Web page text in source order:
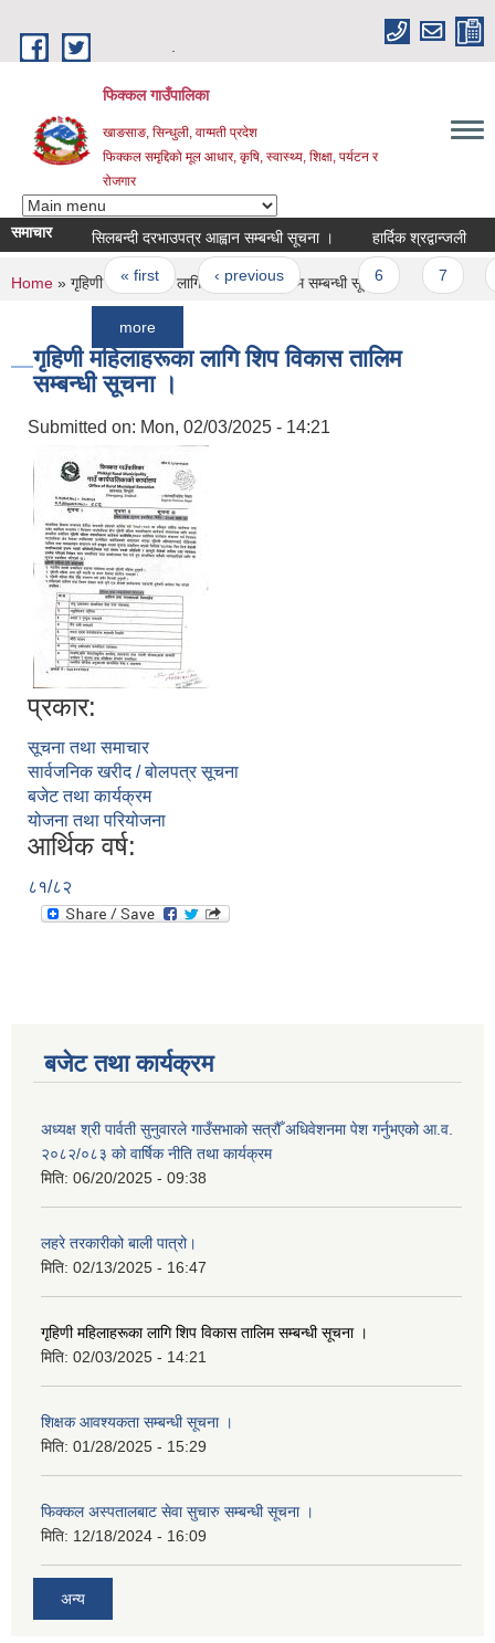
फिक्कल गाउँपालिका
खाङसाङ, सिन्धुली, वाग्मती प्रदेश
फिक्कल समृद्दिको मूल आधार, कृषि, स्वास्थ्य, शिक्षा, पर्यटन र
रोजगार
समाचारसिलबन्दी दरभाउपत्र आह्वान सम्बन्धी सूचना । हार्दिक श्रद्वान्जली
Pages
« first ‹ previous … 6
You are here
Home » गृहिणी महिलाहरूका लागि शिप विकास तालिम सम्बन्धी सूचना ‌।
गृहिणी महिलाहरूका लागि शिप विकास तालिम
सम्बन्धी सूचना ‌।
Submitted on: Mon, 02/03/2025 - 14:21
प्रकार:
सूचना तथा समाचार
सार्वजनिक खरीद / बोलपत्र सूचना
बजेट तथा कार्यक्रम
योजना तथा परियोजना
आर्थिक वर्ष:
८१/८२
बजेट तथा कार्यक्रम
अध्यक्ष श्री पार्वती सुनुवारले गाउँसभाको सत्रौँ अधिवेशनमा पेश गर्नुभएको आ.व.
२०८२/०८३ को वार्षिक नीति तथा कार्यक्रम
मिति: 06/20/2025 - 09:38
लहरे तरकारीको बाली पात्रो।
मिति: 02/13/2025 - 16:47
गृहिणी महिलाहरूका लागि शिप विकास तालिम सम्बन्धी सूचना ‌।
मिति: 02/03/2025 - 14:21
शिक्षक आवश्यकता सम्बन्धी सूचना ।
मिति: 01/28/2025 - 15:29
फिक्कल अस्पतालबाट सेवा सुचारु सम्बन्धी सूचना ।
मिति: 12/18/2024 - 16:09
अन्य